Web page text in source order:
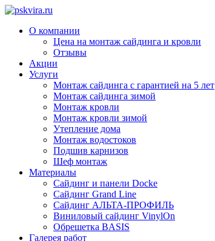
О компании
Цена на монтаж сайдинга и кровли
Отзывы
Акции
Услуги
Монтаж сайдинга с гарантией на 5 лет
Монтаж сайдинга зимой
Монтаж кровли
Монтаж кровли зимой
Утепление дома
Монтаж водостоков
Подшив карнизов
Шеф монтаж
Материалы
Сайдинг и панели Docke
Сайдинг Grand Line
Сайдинг АЛЬТА-ПРОФИЛЬ
Виниловый сайдинг VinylOn
Обрешетка BASIS
Галерея работ